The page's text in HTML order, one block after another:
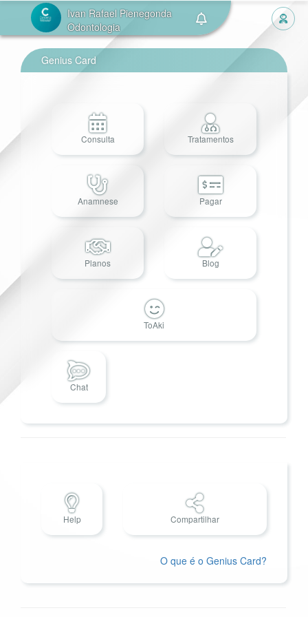
Ivan Rafael Pienegonda
Odontologia
Genius Card
Consulta Tratamentos
Anamnese Pagar
Planos Blog
ToAki
Chat
Compartilhar
Help
O que é o Genius Card?